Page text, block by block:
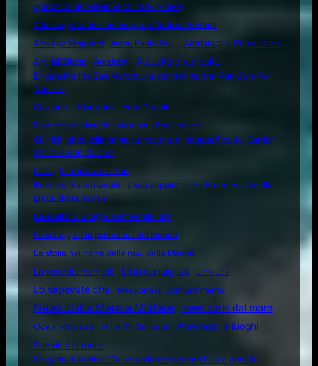
operativo della Marina Militare (Video)
Alla scoperta del sommergibile Andrea Provana
Amerigo Vespucci
Amm. Paolo Treu
Ammiraglio Paolo Treu
Analisi Difesa
Aneddoti Attualità e curiosità
Brigata Marina San Marco: una storia di Valore "Per Mare Per
Terram"
Citazioni
Concorsi
Ente Circoli
Essere commissario in Marina
Frasi celebri
Gli highlights della prima campagna in Indopacifico del Carrier
Strike Group italiano
I fari
Il mondo dei fari
Il motore diesel navale: la sua apparizione e le necessità della
propulsione navale
La scelta di Giorgia sommergibilista
La spiaggia più pericolosa del mondo
La storia nel nome delle navi della Marina
La voce del marinaio
Libri consigliati Link utili
Lo sapevate che Medicina di Combattimento
News dalla Marina Militare
news varie dal mare
Ocean4future
Oltre Gli Orizzonti
Paesaggi e luoghi
Poesie del mare
Progetto didattico: “Tu sei un intero oceano in una goccia.